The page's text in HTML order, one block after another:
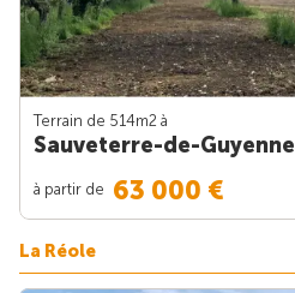
Terrain de 514m2 à
Sauveterre-de-Guyenne
à partir de 63 000 €
La Réole